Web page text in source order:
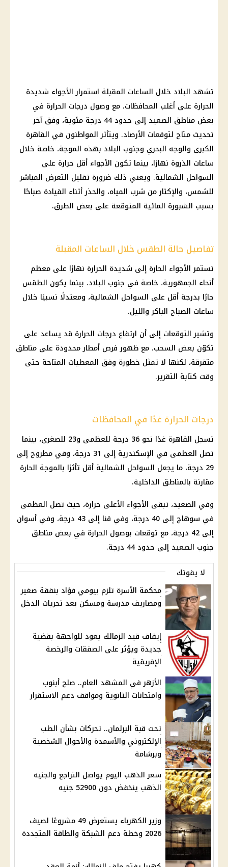
تشهد البلاد خلال الساعات المقبلة استمرار الأجواء شديدة
الحرارة على أغلب المحافظات، مع وصول درجات الحرارة في
بعض مناطق الصعيد إلى حدود 44 درجة مئوية، وفق آخر
تحديث متاح لتوقعات الأرصاد. ويتأثر المواطنون في القاهرة
الكبرى والوجه البحري وجنوب البلاد بهذه الموجة، خاصة خلال
ساعات الذروة نهارًا، بينما تكون الأجواء أقل حرارة على
السواحل الشمالية. ويعني ذلك ضرورة تقليل التعرض المباشر
للشمس، والإكثار من شرب المياه، والحذر أثناء القيادة صباحًا
بسبب الشبورة المائية المتوقعة على بعض الطرق.
تفاصيل حالة الطقس خلال الساعات المقبلة
تستمر الأجواء الحارة إلى شديدة الحرارة نهارًا على معظم
أنحاء الجمهورية، خاصة في جنوب البلاد، بينما يكون الطقس
حارًا بدرجة أقل على السواحل الشمالية، ومعتدلًا نسبيًا خلال
ساعات الصباح الباكر والليل.
وتشير التوقعات إلى أن ارتفاع درجات الحرارة قد يساعد على
تكوّن بعض السحب، مع ظهور فرص أمطار محدودة على مناطق
متفرقة، لكنها لا تمثل خطورة وفق المعطيات المتاحة حتى
وقت كتابة التقرير.
درجات الحرارة غدًا في المحافظات
تسجل القاهرة غدًا نحو 36 درجة للعظمى و23 للصغرى، بينما
تصل العظمى في الإسكندرية إلى 31 درجة، وفي مطروح إلى
29 درجة، ما يجعل السواحل الشمالية أقل تأثرًا بالموجة الحارة
مقارنة بالمناطق الداخلية.
وفي الصعيد، تبقى الأجواء الأعلى حرارة، حيث تصل العظمى
في سوهاج إلى 40 درجة، وفي قنا إلى 43 درجة، وفي أسوان
إلى 42 درجة، مع توقعات بوصول الحرارة في بعض مناطق
جنوب الصعيد إلى حدود 44 درجة.
لا يفوتك
محكمة الأسرة تلزم بيومي فؤاد بنفقة صغير
ومصاريف مدرسة ومسكن بعد تحريات الدخل
إيقاف قيد الزمالك يعود للواجهة بقضية
جديدة ويؤثر على الصفقات والرخصة
الإفريقية
الأزهر في المشهد العام.. صلح أبنوب
وامتحانات الثانوية ومواقف دعم الاستقرار
تحت قبة البرلمان.. تحركات بشأن الطب
الإلكتروني والأسمدة والأحوال الشخصية
وبرشامة
سعر الذهب اليوم يواصل التراجع والجنيه
الذهب ينخفض دون 52900 جنيه
وزير الكهرباء يستعرض 49 مشروعًا لصيف
2026 وخطة دعم الشبكة والطاقة المتجددة